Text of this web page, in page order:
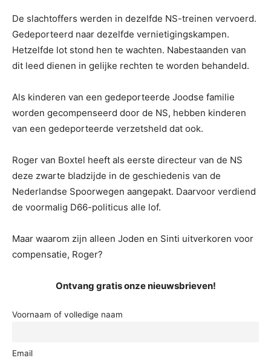
De slachtoffers werden in dezelfde NS-treinen vervoerd.
Gedeporteerd naar dezelfde vernietigingskampen.
Hetzelfde lot stond hen te wachten. Nabestaanden van
dit leed dienen in gelijke rechten te worden behandeld.
Als kinderen van een gedeporteerde Joodse familie
worden gecompenseerd door de NS, hebben kinderen
van een gedeporteerde verzetsheld dat ook.
Roger van Boxtel heeft als eerste directeur van de NS
deze zwarte bladzijde in de geschiedenis van de
Nederlandse Spoorwegen aangepakt. Daarvoor verdiend
de voormalig D66-politicus alle lof.
Maar waarom zijn alleen Joden en Sinti uitverkoren voor
compensatie, Roger?
Ontvang gratis onze nieuwsbrieven!
Voornaam of volledige naam
Email